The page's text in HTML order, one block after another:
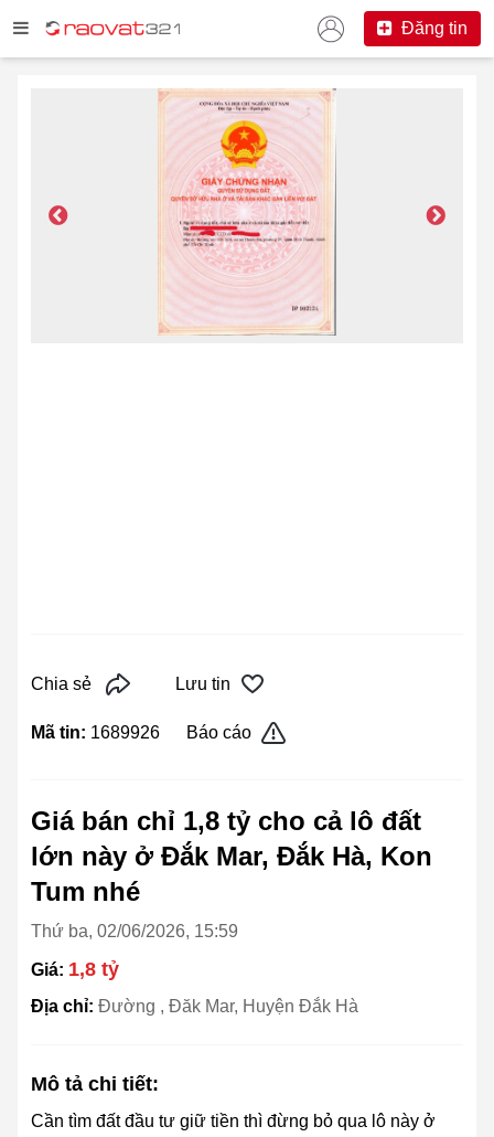
Đăng tin
Chia sẻ Lưu tin
Mã tin: 1689926 Báo cáo
Giá bán chỉ 1,8 tỷ cho cả lô đất
lớn này ở Đắk Mar, Đắk Hà, Kon
Tum nhé
Thứ ba, 02/06/2026, 15:59
Giá: 1,8 tỷ
Địa chỉ: Đường , Đăk Mar, Huyện Đắk Hà
Mô tả chi tiết:
Cần tìm đất đầu tư giữ tiền thì đừng bỏ qua lô này ở